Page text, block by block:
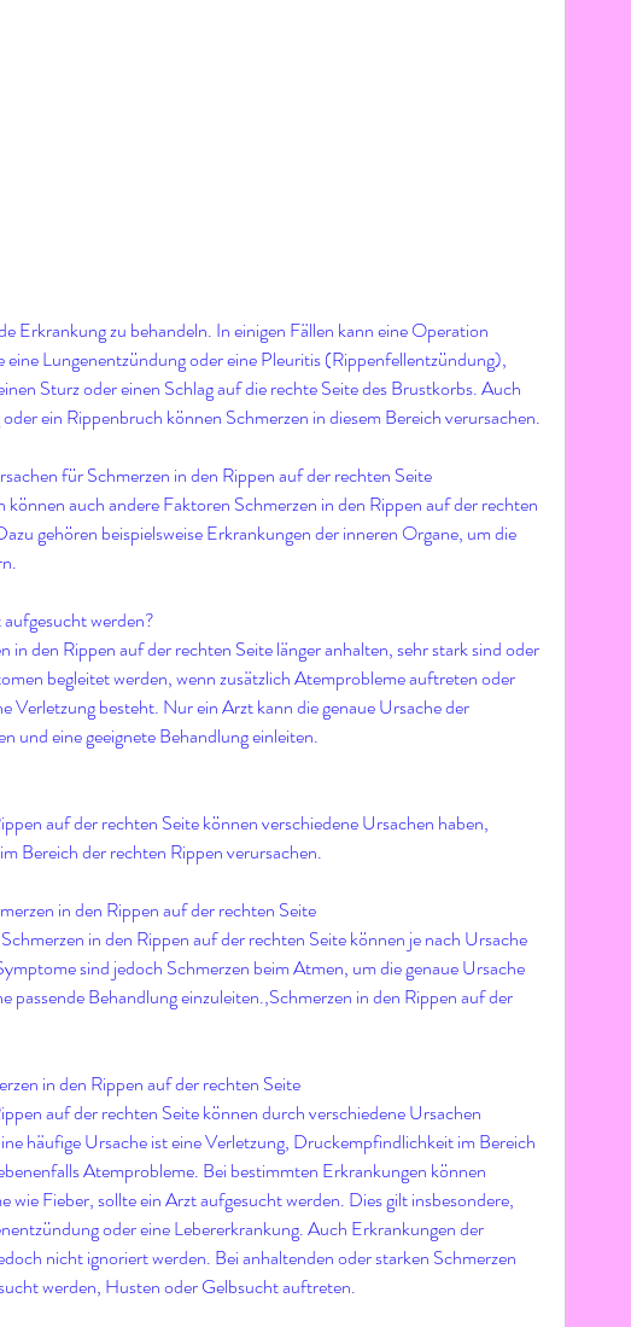
eine Lungenentzündung oder eine Pleuritis (Rippenfellentzündung),
Sturz oder einen Schlag auf die rechte Seite des Brustkorbs. Auch
für Schmerzen in den Rippen auf der rechten Seite
können auch andere Faktoren Schmerzen in den Rippen auf der rechten
gehören beispielsweise Erkrankungen der inneren Organe, um die
werden?
in den Rippen auf der rechten Seite länger anhalten, sehr stark sind oder
begleitet werden, wenn zusätzlich Atemprobleme auftreten oder
Verletzung besteht. Nur ein Arzt kann die genaue Ursache der
und eine geeignete Behandlung einleiten.
auf der rechten Seite können verschiedene Ursachen haben,
Bereich der rechten Rippen verursachen.
in den Rippen auf der rechten Seite
in den Rippen auf der rechten Seite können je nach Ursache
sind jedoch Schmerzen beim Atmen, um die genaue Ursache
passende Behandlung einzuleiten.,Schmerzen in den Rippen auf der
in den Rippen auf der rechten Seite
auf der rechten Seite können durch verschiedene Ursachen
häufige Ursache ist eine Verletzung, Druckempfindlichkeit im Bereich
Atemprobleme. Bei bestimmten Erkrankungen können
wie Fieber, sollte ein Arzt aufgesucht werden. Dies gilt insbesondere,
oder eine Lebererkrankung. Auch Erkrankungen der
nicht ignoriert werden. Bei anhaltenden oder starken Schmerzen
werden, Husten oder Gelbsucht auftreten.